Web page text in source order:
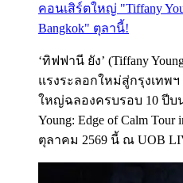
คอนเสิร์ตใหญ่ "Tiffany
Bangkok" ตุลานี้!
‘ทิฟฟานี ยัง’ (Tiffany
แรงระลอกใหม่สู่กรุงเทพ
ใหญ่ฉลองครบรอบ 10 ปีบ
Young: Edge of Calm
ตุลาคม 2569 นี้ ณ UOB